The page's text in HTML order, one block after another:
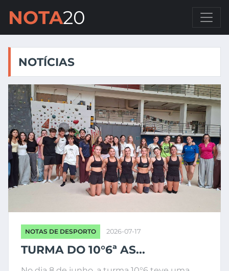
NOTA20
NOTÍCIAS
NOTAS DE DESPORTO 2026-07-17
TURMA DO 10°6ª AS...